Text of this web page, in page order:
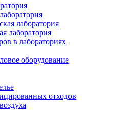
лаборатория
лаборатория
в лабораториях
оборудование
отходов